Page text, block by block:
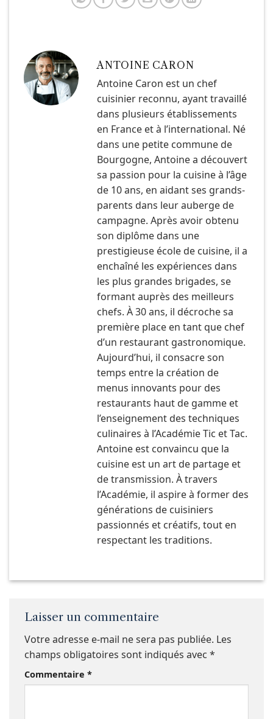
ANTOINE CARON
Antoine Caron est un chef
cuisinier reconnu, ayant travaillé
dans plusieurs établissements
en France et à l’international. Né
dans une petite commune de
Bourgogne, Antoine a découvert
sa passion pour la cuisine à l’âge
de 10 ans, en aidant ses grands-
parents dans leur auberge de
campagne. Après avoir obtenu
son diplôme dans une
prestigieuse école de cuisine, il a
enchaîné les expériences dans
les plus grandes brigades, se
formant auprès des meilleurs
chefs. À 30 ans, il décroche sa
première place en tant que chef
d’un restaurant gastronomique.
Aujourd’hui, il consacre son
temps entre la création de
menus innovants pour des
restaurants haut de gamme et
l’enseignement des techniques
culinaires à l’Académie Tic et Tac.
Antoine est convaincu que la
cuisine est un art de partage et
de transmission. À travers
l’Académie, il aspire à former des
générations de cuisiniers
passionnés et créatifs, tout en
respectant les traditions.
Laisser un commentaire
Votre adresse e-mail ne sera pas publiée. Les
champs obligatoires sont indiqués avec *
Commentaire *